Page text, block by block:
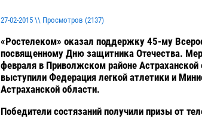
27-02-2015 \\ Просмотров (2137)
«Ростелеком» оказал поддержку 45-му
посвященному Дню защитника Отечества.
февраля в Приволжском районе Астраханской
выступили Федерация легкой атлетики и
Астраханской области.
Победители состязаний получили призы от